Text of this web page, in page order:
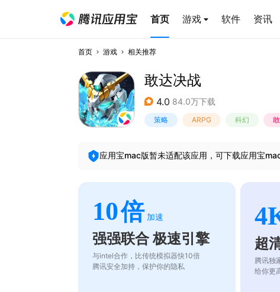
首页 游戏 软件 资讯
首页 游戏 相关推荐
敢达决战
4.0 84.0万下载
策略 ARPG 科幻
应用宝mac版暂未适配该应用，可下载应用宝
10倍 加速
强强联合 极速引擎
与intel合作，比传统模拟器快10倍
腾讯安全加持，保护你的隐私
超
腾讯独
给你更